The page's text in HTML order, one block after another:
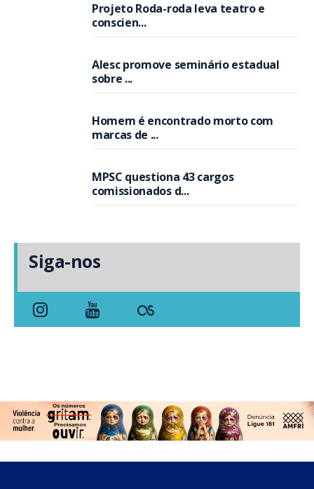
Projeto Roda-roda leva teatro e
conscien...
Alesc promove seminário estadual
sobre ...
Homem é encontrado morto com
marcas de ...
MPSC questiona 43 cargos
comissionados d...
Siga-nos